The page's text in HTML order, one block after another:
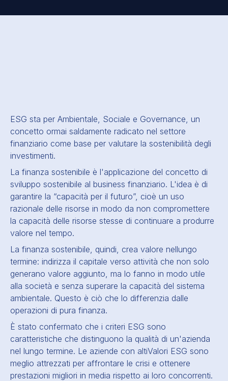
ESG sta per Ambientale, Sociale e Governance, un
concetto ormai saldamente radicato nel settore
finanziario come base per valutare la sostenibilità degli
investimenti.
La finanza sostenibile è l'applicazione del concetto di
sviluppo sostenibile al business finanziario. L'idea è di
garantire la “capacità per il futuro”, cioè un uso
razionale delle risorse in modo da non compromettere
la capacità delle risorse stesse di continuare a produrre
valore nel tempo.
La finanza sostenibile, quindi, crea valore nellungo
termine: indirizza il capitale verso attività che non solo
generano valore aggiunto, ma lo fanno in modo utile
alla società e senza superare la capacità del sistema
ambientale. Questo è ciò che lo differenzia dalle
operazioni di pura finanza.
È stato confermato che i criteri ESG sono
caratteristiche che distinguono la qualità di un'azienda
nel lungo termine. Le aziende con altiValori ESG sono
meglio attrezzati per affrontare le crisi e ottenere
prestazioni migliori in media rispetto ai loro concorrenti.